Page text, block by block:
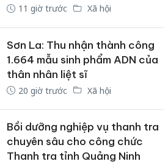
11 giờ trước Xã hội
Sơn La: Thu nhận thành công
1.664 mẫu sinh phẩm ADN của
thân nhân liệt sĩ
20 giờ trước Xã hội
Bồi dưỡng nghiệp vụ thanh tra
chuyên sâu cho công chức
Thanh tra tỉnh Quảng Ninh